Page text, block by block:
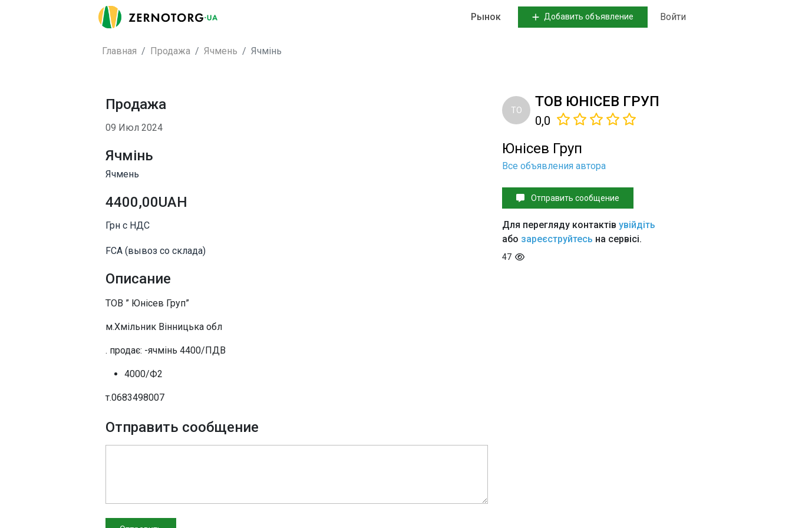
Рынок Добавить объявление Войти
Главная Продажа Ячмень Ячмінь
Продажа
09 Июл 2024
Ячмінь
Ячмень
4400,00UAH
Грн с НДС
FCA (вывоз со склада)
Описание
ТОВ ” Юнісев Груп”
м.Хмільник Вінницька обл
. продає: -ячмінь 4400/ПДВ
4000/Ф2
т.0683498007
Отправить сообщение
ТО
ТОВ ЮНІСЕВ ГРУП
0,0
Юнісев Груп
Все объявления автора
Отправить сообщение
Для перегляду контактівувійдіть
або зареєструйтесь на сервісі.
47